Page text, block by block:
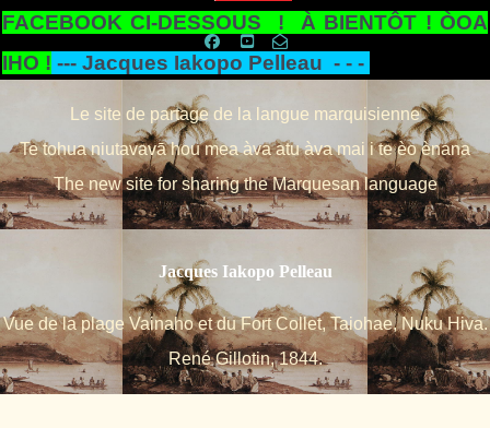
FACEBOOK CI-DESSOUS ! À BIENTÔT ! ÒOA
IHO ! --- Jacques Iakopo Pelleau - - -
Le site de partage de la langue marquisienne
Te tohua niutavavā hou mea àva atu àva mai i te èo ènana
The new site for sharing the Marquesan language
Jacques Iakopo Pelleau
Vue de la plage Vainaho et du Fort Collet, Taiohae, Nuku Hiva.
René Gillotin, 1844.